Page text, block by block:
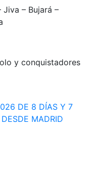
Jiva – Bujará –
y conquistadores